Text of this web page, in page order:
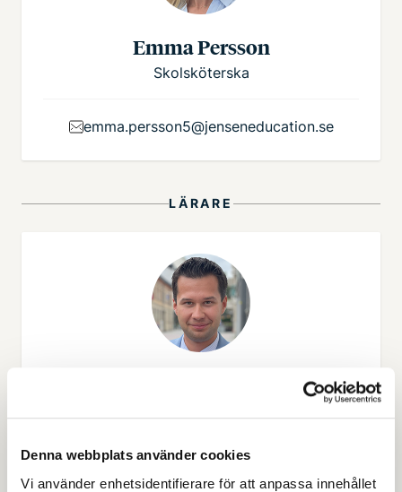
Denna webbplats använder cookies
Vi använder enhetsidentifierare för att anpassa innehållet
Emma Persson
Skolsköterska
emma.persson5@jenseneducation.se
LÄRARE
anton.andersson@jenseneducation.se